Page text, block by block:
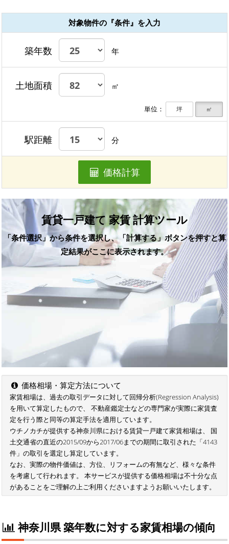
対象物件の『条件』を入力
築年数 年
土地面積 ㎡
単位： 坪 ㎡
駅距離 分
価格計算
賃貸一戸建て 家賃 計算ツール
「条件選択」から条件を選択し、「計算する」ボタンを押すと算
定結果がここに表示されます。
価格相場・算定方法について
家賃相場は、過去の取引データに対して回帰分析(Regression Analysis)
を用いて算定したもので、 不動産鑑定士などの専門家が実際に家賃査
定を行う際と同等の算定手法を適用しています。
ウチノカチが提供する神奈川県における賃貸一戸建て家賃相場は、 国
土交通省の直近の2015/09から2017/06までの期間に取引された「4143
件」の取引を選定し算定しています。
なお、実際の物件価値は、方位、リフォームの有無など、様々な条件
を考慮して行われます。 本サービスが提供する価格相場は不十分な点
があることをご理解の上ご利用くださいますようお願いいたします。
神奈川県 築年数に対する家賃相場の傾向